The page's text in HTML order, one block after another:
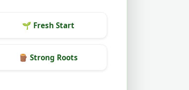
🌱 Fresh Start
🪵 Strong Roots